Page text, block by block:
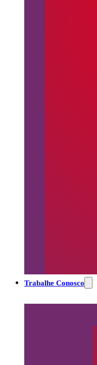
Trabalhe Conosco